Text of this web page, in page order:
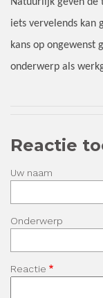
Natuurlijk geven
iets vervelends kan
kans op ongewenst
onderwerp als
Reactie
Uw naam
Onderwerp
Reactie